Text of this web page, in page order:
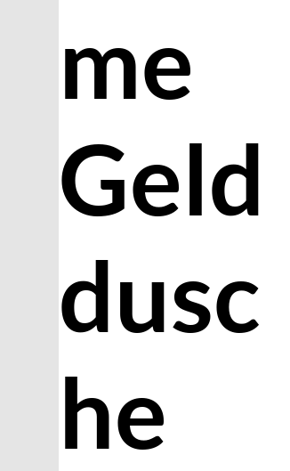
me
Geld
dusc
he